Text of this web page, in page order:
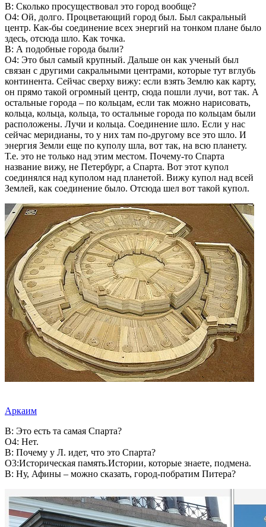
В: Сколько просуществовал это город вообще?
О4: Ой, долго. Процветающий город был. Был сакральный
центр. Как-бы соединение всех энергий на тонком плане было
здесь, отсюда шло. Как точка.
В: А подобные города были?
О4: Это был самый крупный. Дальше он как ученый был
связан с другими сакральными центрами, которые тут вглубь
континента. Сейчас сверху вижу: если взять Землю как карту,
он прямо такой огромный центр, сюда пошли лучи, вот так. А
остальные города – по кольцам, если так можно нарисовать,
кольца, кольца, кольца, то остальные города по кольцам были
расположены. Лучи и кольца. Соединение шло. Если у нас
сейчас меридианы, то у них там по-другому все это шло. И
энергия Земли еще по куполу шла, вот так, на всю планету.
Т.е. это не только над этим местом. Почему-то Спарта
название вижу, не Петербург, а Спарта. Вот этот купол
соединялся над куполом над планетой. Вижу купол над всей
Землей, как соединение было. Отсюда шел вот такой купол.
Аркаим
В: Это есть та самая Спарта?
О4: Нет.
В: Почему у Л. идет, что это Спарта?
О3:Историческая память.Истории, которые знаете, подмена.
В: Ну, Афины – можно сказать, город-побратим Питера?